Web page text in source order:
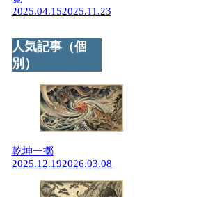
2025.04.152025.11.23
人気記事（個
別）
乾坤一擲
2025.12.192026.03.08